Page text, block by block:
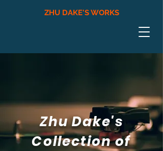
ZHU DAKE'S WORKS
Zhu Dake's
Collection of